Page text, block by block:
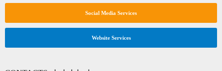
Social Media Services
Website Services